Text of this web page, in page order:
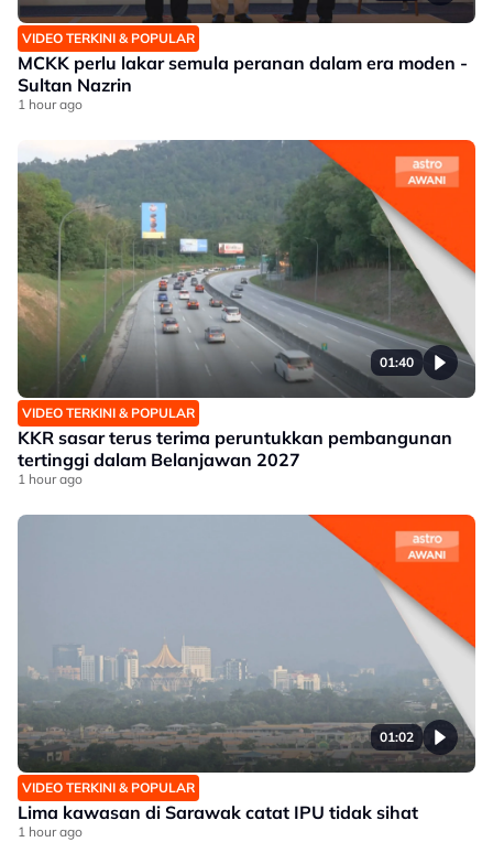
VIDEO TERKINI & POPULAR
MCKK perlu lakar semula peranan dalam era moden -
Sultan Nazrin
1 hour ago
01:40
VIDEO TERKINI & POPULAR
KKR sasar terus terima peruntukkan pembangunan
tertinggi dalam Belanjawan 2027
1 hour ago
01:02
VIDEO TERKINI & POPULAR
Lima kawasan di Sarawak catat IPU tidak sihat
1 hour ago